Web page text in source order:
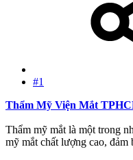
#1
Thẩm Mỹ Viện Mắt
Thẩm mỹ mắt là một trong
mỹ mắt chất lượng cao, đảm